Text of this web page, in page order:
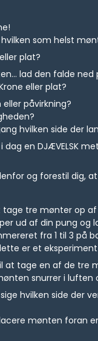
som helst
plat?
lad den falde
eller plat?
påvirkning?
hvilken side der
en DJÆVELSK
og forestil dig,
tage tre mønter op
ud af din pung og
fra 1 til 3 på
er et
at tage en af de tre
snurrer i luften
hvilken side der
mønten foran